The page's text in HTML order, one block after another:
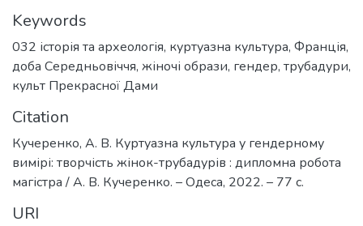
Keywords
032 історія та археологія, куртуазна культура, Франція,
доба Середньовіччя, жіночі образи, гендер, трубадури,
культ Прекрасної Дами
Citation
Кучеренко, А. В. Куртуазна культура у гендерному
вимірі: творчість жінок-трубадурів : дипломна робота
магістра / А. В. Кучеренко. – Одеса, 2022. – 77 с.
URI